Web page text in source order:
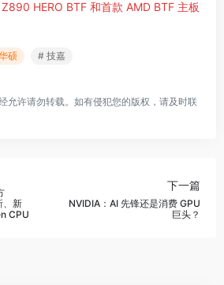
HERO BTF 和首款 AMD BTF 主板
硕 # 技嘉
允许请勿转载。如有侵犯您的版权，请及时联
、新
CPU
下一篇
NVIDIA：AI 先锋还是消费 GPU
巨头？